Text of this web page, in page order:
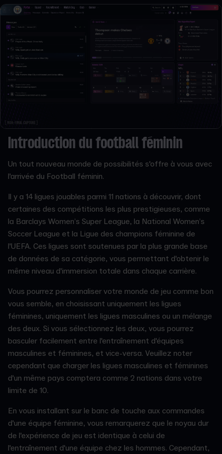
Introduction du football féminin
Un tout nouveau monde de possibilités s'offre à vous avec
l'arrivée du Football féminin.
Il y a 14 ligues jouables parmi 11 nations à découvrir, dont
certaines des compétitions les plus prestigieuses, comme
la Barclays Women’s Super League, la National Women’s
Soccer League et la Ligue des champions féminine de
l'UEFA. Ces ligues sont soutenues par la plus grande base
de données de sa catégorie, vous permettant d'obtenir le
même niveau d'immersion totale dans chaque carrière.
Vous pourrez personnaliser votre monde de jeu comme bon
vous semble, en choisissant uniquement les ligues
féminines, uniquement les ligues masculines ou un mélange
des deux. Si vous sélectionnez les deux, vous pourrez
basculer facilement entre l'entraînement d'équipes
masculines et féminines, et vice-versa. Veuillez noter
cependant que charger les ligues masculines et féminines
d'un même pays comptera comme 2 nations dans votre
limite de 10.
En vous installant sur le banc de touche aux commandes
d'une équipe féminine, vous remarquerez que le noyau dur
de l'expérience de jeu est identique à celui de
l'entraînement d'une équipe chez les hommes. Cependant,